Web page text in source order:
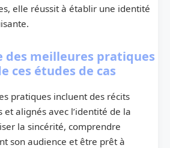
elle réussit à établir une identité
des meilleures pratiques
ces études de cas
pratiques incluent des récits
et alignés avec l’identité de la
la sincérité, comprendre
son audience et être prêt à